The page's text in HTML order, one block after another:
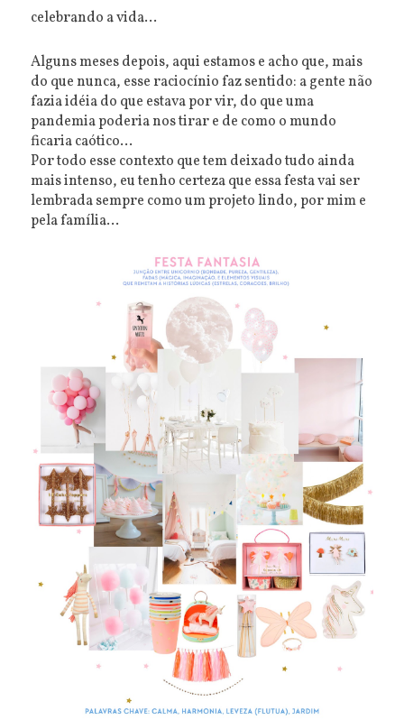
celebrando a vida...
Alguns meses depois, aqui estamos e acho que, mais
do que nunca, esse raciocínio faz sentido: a gente não
fazia idéia do que estava por vir, do que uma
pandemia poderia nos tirar e de como o mundo
ficaria caótico...
Por todo esse contexto que tem deixado tudo ainda
mais intenso, eu tenho certeza que essa festa vai ser
lembrada sempre como um projeto lindo, por mim e
pela família...